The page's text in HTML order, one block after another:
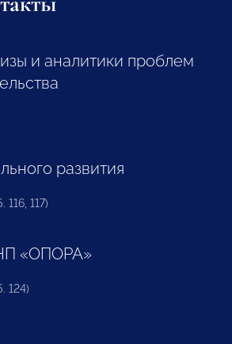
и аналитики проблем
развития
116, 117)
«ОПОРА»
124)